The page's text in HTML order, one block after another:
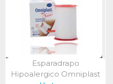
Vista Rápida
Esparadrapo
Hipoalergico Omniplast